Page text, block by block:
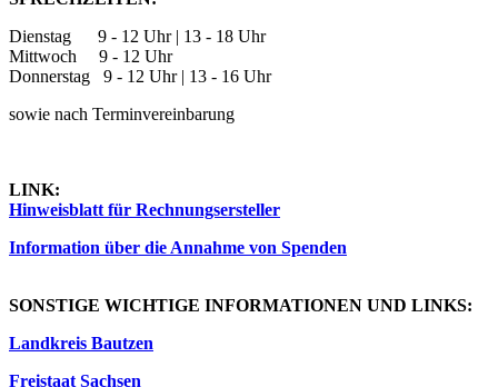
Dienstag 9 - 12 Uhr | 13 - 18 Uhr
Mittwoch 9 - 12 Uhr
Donnerstag 9 - 12 Uhr | 13 - 16 Uhr
sowie nach Terminvereinbarung
LINK:
Hinweisblatt für Rechnungsersteller
Information über die Annahme von Spenden
SONSTIGE WICHTIGE INFORMATIONEN UND LINKS:
Landkreis Bautzen
Freistaat Sachsen